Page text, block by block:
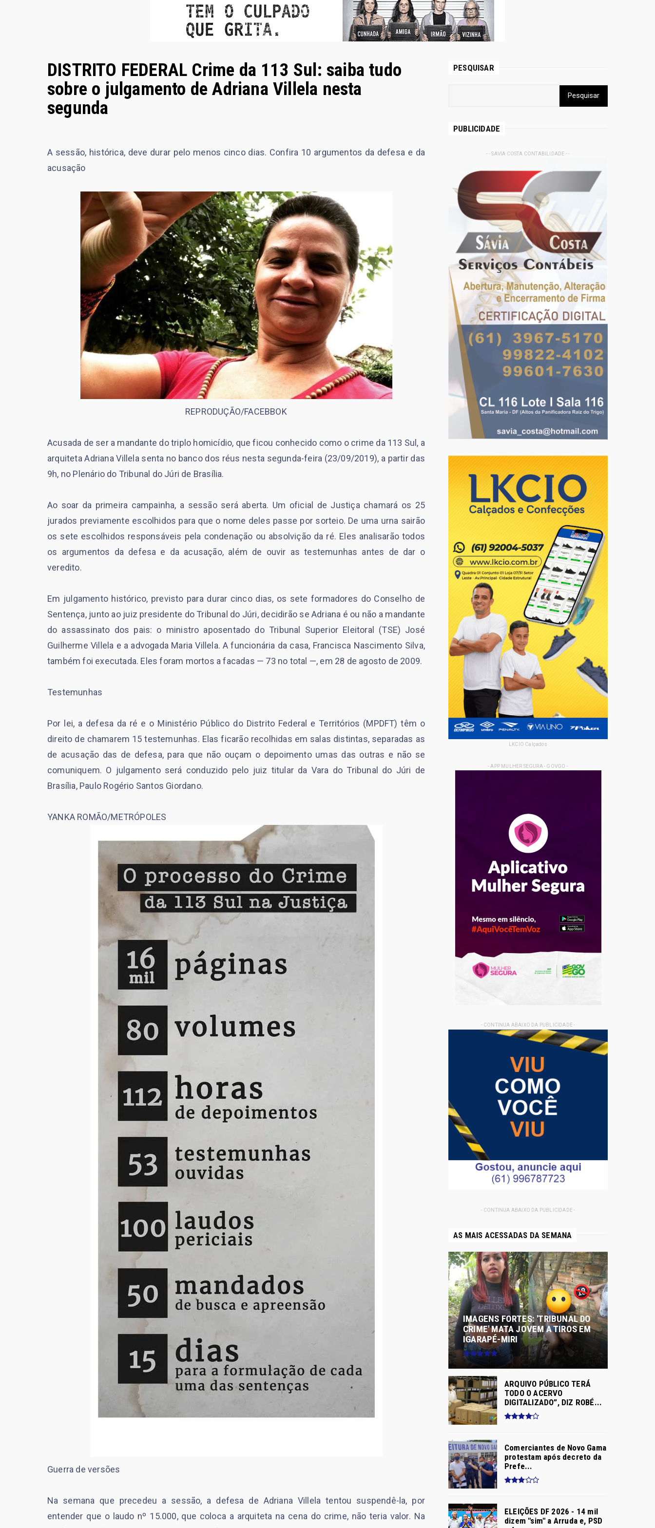
DISTRITO FEDERAL Crime da 113 Sul: saiba tudo
sobre o julgamento de Adriana Villela nesta
segunda
A sessão, histórica, deve durar pelo menos cinco dias. Confira 10 argumentos da defesa e da
acusação
REPRODUÇÃO/FACEBBOK
Acusada de ser a mandante do triplo homicídio, que ficou conhecido como o crime da 113 Sul, a
arquiteta Adriana Villela senta no banco dos réus nesta segunda-feira (23/09/2019), a partir das
9h, no Plenário do Tribunal do Júri de Brasília.
Ao soar da primeira campainha, a sessão será aberta. Um oficial de Justiça chamará os 25
jurados previamente escolhidos para que o nome deles passe por sorteio. De uma urna sairão
os sete escolhidos responsáveis pela condenação ou absolvição da ré. Eles analisarão todos
os argumentos da defesa e da acusação, além de ouvir as testemunhas antes de dar o
veredito.
Em julgamento histórico, previsto para durar cinco dias, os sete formadores do Conselho de
Sentença, junto ao juiz presidente do Tribunal do Júri, decidirão se Adriana é ou não a mandante
do assassinato dos pais: o ministro aposentado do Tribunal Superior Eleitoral (TSE) José
Guilherme Villela e a advogada Maria Villela. A funcionária da casa, Francisca Nascimento Silva,
também foi executada. Eles foram mortos a facadas — 73 no total —, em 28 de agosto de 2009.
Testemunhas
Por lei, a defesa da ré e o Ministério Público do Distrito Federal e Territórios (MPDFT) têm o
direito de chamarem 15 testemunhas. Elas ficarão recolhidas em salas distintas, separadas as
de acusação das de defesa, para que não ouçam o depoimento umas das outras e não se
comuniquem. O julgamento será conduzido pelo juiz titular da Vara do Tribunal do Júri de
Brasília, Paulo Rogério Santos Giordano.
YANKA ROMÃO/METRÓPOLES
Guerra de versões
Na semana que precedeu a sessão, a defesa de Adriana Villela tentou suspendê-la, por
entender que o laudo nº 15.000, que coloca a arquiteta na cena do crime, não teria valor. Na
PESQUISAR
PUBLICIDADE
- - SAVIA COSTA CONTABILIDADE - -
LKCIO Calçados
- APP MULHER SEGURA - GOVGO -
- CONTINUA ABAIXO DA PUBLICIDADE -
- CONTINUA ABAIXO DA PUBLICIDADE -
AS MAIS ACESSADAS DA SEMANA
IMAGENS FORTES: 'TRIBUNAL DO
CRIME' MATA JOVEM A TIROS EM
IGARAPÉ-MIRI
ARQUIVO PÚBLICO TERÁ
TODO O ACERVO
DIGITALIZADO”, DIZ ROBÉ...
Comerciantes de Novo Gama
protestam após decreto da
Prefe...
ELEIÇÕES DF 2026 - 14 mil
dizem "sim" a Arruda e, PSD